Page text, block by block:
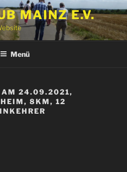
MAINZ E.V.
Menü
AM 24.09.2021,
8KM, 12